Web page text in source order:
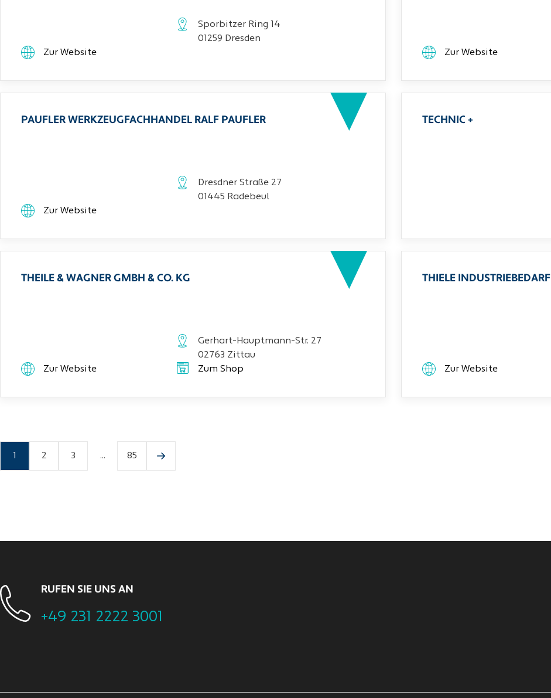
Sporbitzer Ring 14
01259 Dresden
Zur Website
Zur Website
PAUFLER WERKZEUGFACHHANDEL RALF PAUFLER
Dresdner Straße 27
01445 Radebeul
Zur Website
TECHNIC +
THEILE & WAGNER GMBH & CO. KG
Gerhart-Hauptmann-Str. 27
02763 Zittau
Zur Website
Zum Shop
THIELE INDUSTRIEBEDARF
Zur Website
2 3 ... 85
RUFEN SIE UNS AN
+49 231 2222 3001